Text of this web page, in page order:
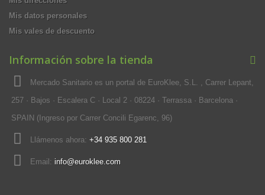
Mis datos personales
Mis vales de descuento
Información sobre la tienda
Mercado Sanitario es un portal de EuroKlee, S.L. , Carrer Lepant,
257 · Bajos · Escalera C · Local 2 · 08224 · Terrassa · Barcelona ·
SPAIN (Ingreso por Carrer Concili Egarenc, 96)
Llámenos ahora: +34 935 800 281
Email: info@euroklee.com